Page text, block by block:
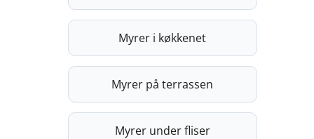
Myrer i køkkenet
Myrer på terrassen
Myrer under fliser